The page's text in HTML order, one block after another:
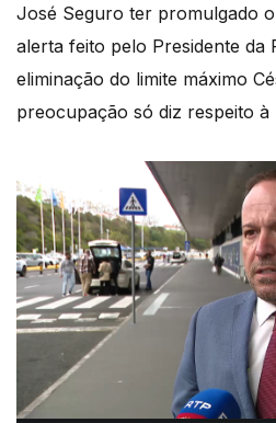
José Seguro ter promulgado
alerta feito pelo Presidente da
eliminação do limite máximo
preocupação só diz respeito à